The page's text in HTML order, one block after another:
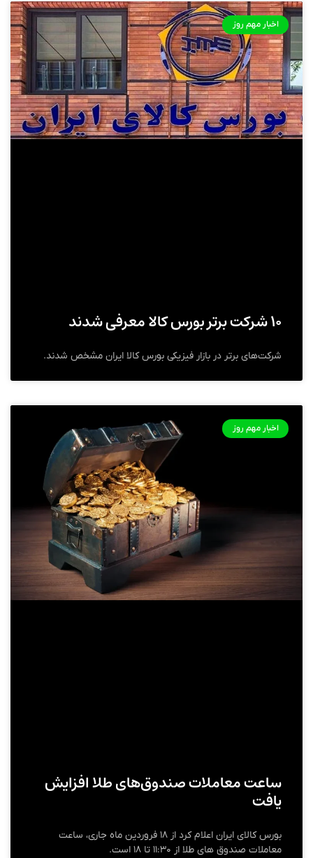
اخبار مهم روز
۱۰ شرکت برتر بورس کالا معرفی شدند
شرکت‌های برتر در بازار فیزیکی بورس کالا ایران مشخص شدند.
اخبار مهم روز
ساعت معاملات صندوق‌های طلا افزایش
یافت
بورس کالای ایران اعلام کرد از ۱۸ فروردین ماه جاری، ساعت
معاملات صندوق های طلا از ۱۱:۳۰ تا ۱۸ است.